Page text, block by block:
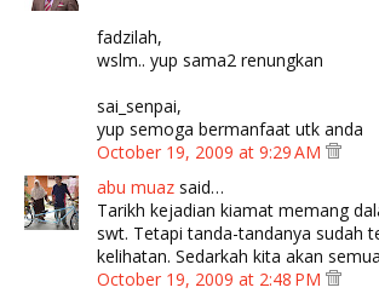
fadzilah,
wslm.. yup sama2 renungkan
sai_senpai,
yup semoga bermanfaat utk anda
October 19, 2009 at 9:29 AM
abu muaz said…
Tarikh kejadian kiamat memang
swt. Tetapi tanda-tandanya sudah
kelihatan. Sedarkah kita akan
October 19, 2009 at 2:48 PM